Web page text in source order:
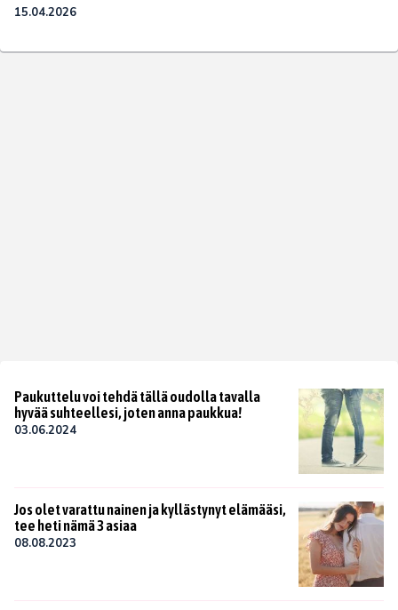
15.04.2026
Paukuttelu voi tehdä tällä oudolla tavalla
hyvää suhteellesi, joten anna paukkua!
03.06.2024
Jos olet varattu nainen ja kyllästynyt elämääsi,
tee heti nämä 3 asiaa
08.08.2023